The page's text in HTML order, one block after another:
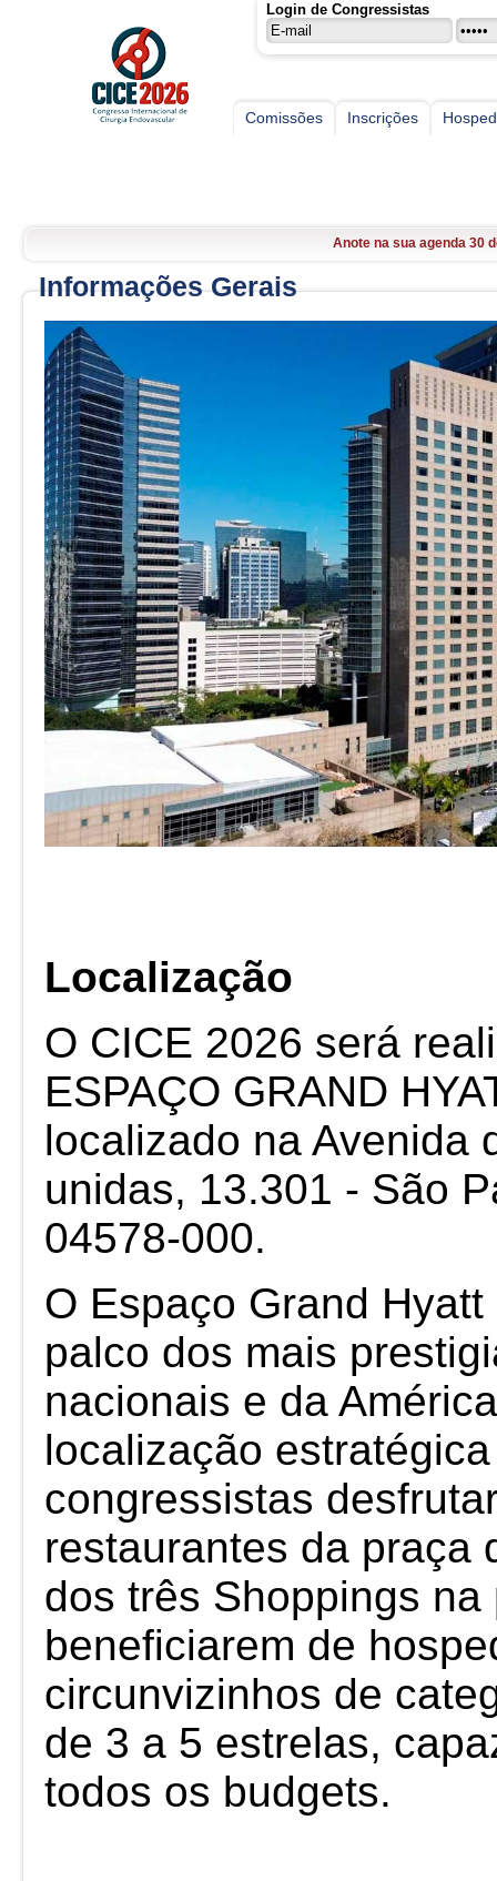
Login de Congressistas
Comissões Inscrições
Anote na sua agenda 30
Inscrições abertas. Faça
Informações Gerais
Localização
O CICE 2026 será
ESPAÇO GRAND
localizado na Avenida
unidas, 13.301 - São
04578-000.
O Espaço Grand
palco dos mais
nacionais e da
localização
congressistas
restaurantes da praça
dos três Shoppings
beneficiarem de
circunvizinhos de
de 3 a 5 estrelas,
todos os budgets.